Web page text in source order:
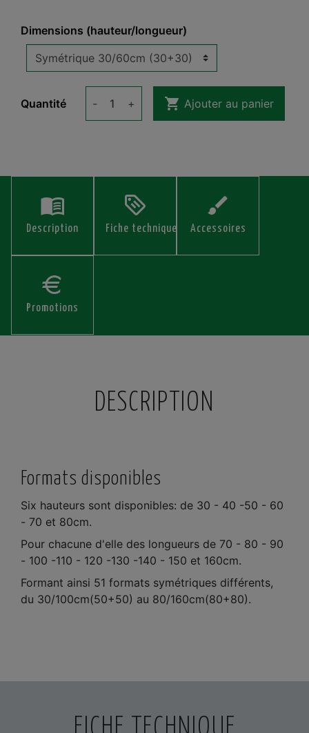
Dimensions (hauteur/longueur)
Quantité - +  Ajouter au panier
Description Fiche technique Accessoires
Promotions
DESCRIPTION
Formats disponibles
Six hauteurs sont disponibles: de 30 - 40 -50 - 60
- 70 et 80cm.
Pour chacune d'elle des longueurs de 70 - 80 - 90
- 100 -110 - 120 -130 -140 - 150 et 160cm.
Formant ainsi 51 formats symétriques différents,
du 30/100cm(50+50) au 80/160cm(80+80).